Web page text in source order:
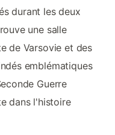
durant les deux
une salle
de Varsovie et des
emblématiques
Guerre
dans l'histoire